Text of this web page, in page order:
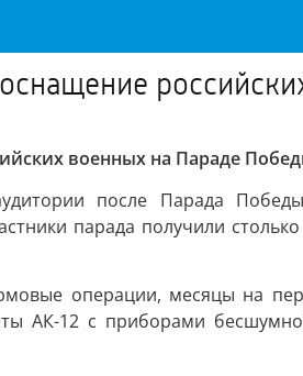
военных на Параде
после Парада
парада получили
операции, месяцы на
АК-12 с приборами